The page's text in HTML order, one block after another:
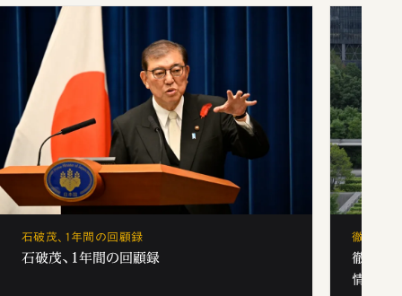
石破茂、1年間の回顧録
石破茂、1年間の回顧録
徹底解剖
徹底解
情報局」